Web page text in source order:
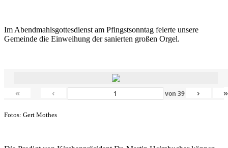
Im Abendmahlsgottesdienst am Pfingstsonntag feierte unsere
Gemeinde die Einweihung der sanierten großen Orgel.
« ‹ von 39 › »
Fotos: Gert Mothes